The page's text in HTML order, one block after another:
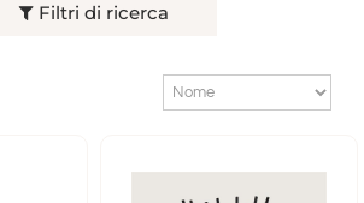
Filtri di ricerca